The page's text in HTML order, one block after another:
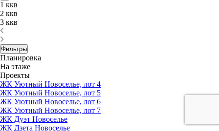
1 ккв
2 ккв
3 ккв
Фильтры
Планировка
На этаже
Проекты
ЖК Уютный Новоселье, лот 4
ЖК Уютный Новоселье, лот 5
ЖК Уютный Новоселье, лот 6
ЖК Уютный Новоселье, лот 7
ЖК Дуэт Новоселье
ЖК Дзета Новоселье